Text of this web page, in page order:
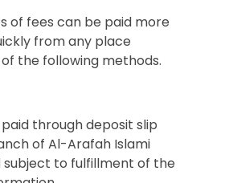
of fees can be paid more
from any place
the following methods.
through deposit slip
of Al-Arafah Islami
subject to fulfillment of the